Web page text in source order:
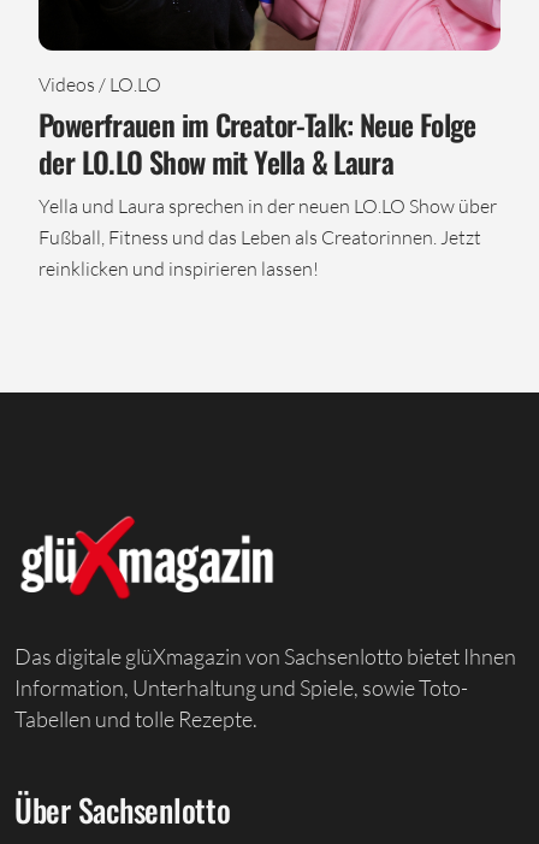
Videos / LO.LO
Powerfrauen im Creator-Talk: Neue Folge
der LO.LO Show mit Yella & Laura
Yella und Laura sprechen in der neuen LO.LO Show über
Fußball, Fitness und das Leben als Creatorinnen. Jetzt
reinklicken und inspirieren lassen!
Das digitale glüXmagazin von Sachsenlotto bietet Ihnen
Information, Unterhaltung und Spiele, sowie Toto-
Tabellen und tolle Rezepte.
Über Sachsenlotto